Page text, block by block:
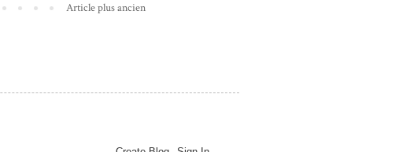
Article plus ancien